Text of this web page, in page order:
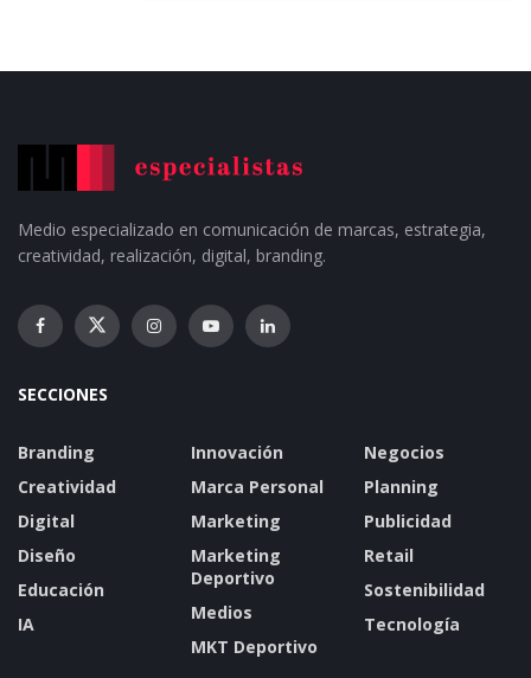
Medio especializado en comunicación de marcas, estrategia,
creatividad, realización, digital, branding.
SECCIONES
Branding
Creatividad
Digital
Diseño
Educación
IA
Innovación
Marca Personal
Marketing
Marketing
Deportivo
Medios
MKT Deportivo
Negocios
Planning
Publicidad
Retail
Sostenibilidad
Tecnología